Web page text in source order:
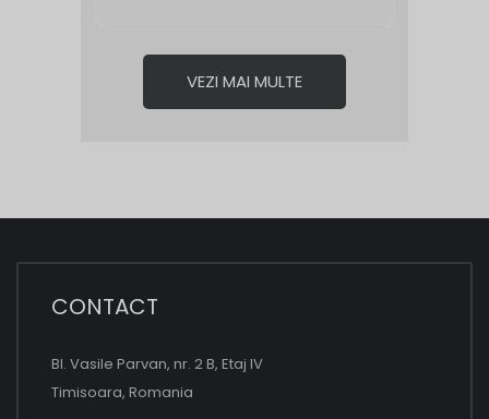
VEZI MAI MULTE
CONTACT
Bl. Vasile Parvan, nr. 2 B, Etaj IV
Timisoara, Romania